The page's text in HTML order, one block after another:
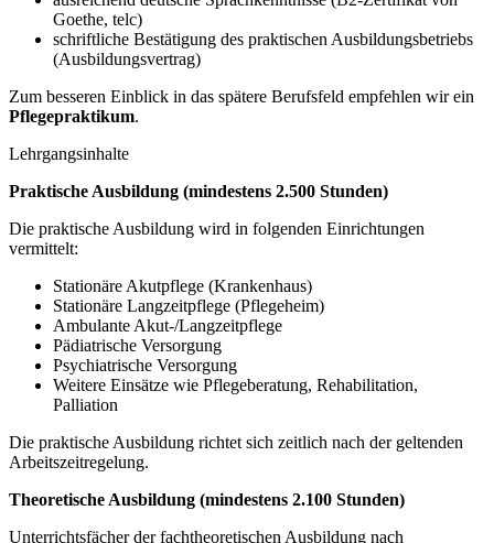
Goethe, telc)
schriftliche Bestätigung des praktischen Ausbildungsbetriebs
(Ausbildungsvertrag)
Zum besseren Einblick in das spätere Berufsfeld empfehlen wir ein
Pflegepraktikum.
Lehrgangsinhalte
Praktische Ausbildung (mindestens 2.500 Stunden)
Die praktische Ausbildung wird in folgenden Einrichtungen
vermittelt:
Stationäre Akutpflege (Krankenhaus)
Stationäre Langzeitpflege (Pflegeheim)
Ambulante Akut-/Langzeitpflege
Pädiatrische Versorgung
Psychiatrische Versorgung
Weitere Einsätze wie Pflegeberatung, Rehabilitation,
Palliation
Die praktische Ausbildung richtet sich zeitlich nach der geltenden
Arbeitszeitregelung.
Theoretische Ausbildung (mindestens 2.100 Stunden)
Unterrichtsfächer der fachtheoretischen Ausbildung nach